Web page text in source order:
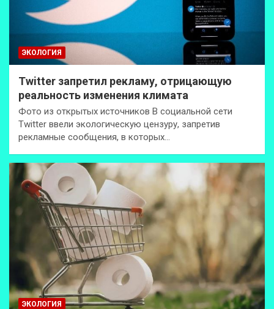
ЭКОЛОГИЯ
Twitter запретил рекламу, отрицающую
реальность изменения климата
Фото из открытых источников В социальной сети
Twitter ввели экологическую цензуру, запретив
рекламные сообщения, в которых…
ЭКОЛОГИЯ